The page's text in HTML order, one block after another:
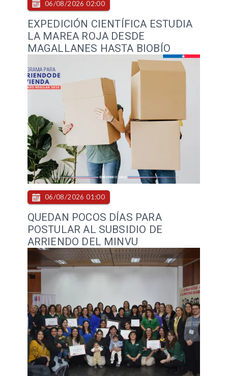
EXPEDICIÓN CIENTÍFICA ESTUDIA
LA MAREA ROJA DESDE
MAGALLANES HASTA BIOBÍO
06/08/2026 02:00
QUEDAN POCOS DÍAS PARA
POSTULAR AL SUBSIDIO DE
ARRIENDO DEL MINVU
06/08/2026 01:00